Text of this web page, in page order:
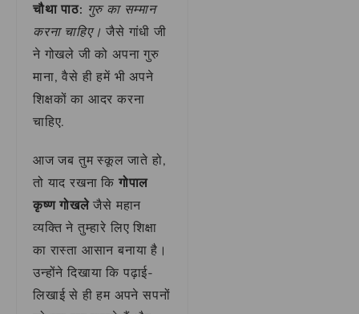
चौथा पाठ: गुरु का सम्मान
करना चाहिए। जैसे गांधी जी
ने गोखले जी को अपना गुरु
माना, वैसे ही हमें भी अपने
शिक्षकों का आदर करना
चाहिए.
आज जब तुम स्कूल जाते हो,
तो याद रखना कि गोपाल
कृष्ण गोखलेजैसे महान
व्यक्ति ने तुम्हारे लिए शिक्षा
का रास्ता आसान बनाया है।
उन्होंने दिखाया कि पढ़ाई-
लिखाई से ही हम अपने सपनों